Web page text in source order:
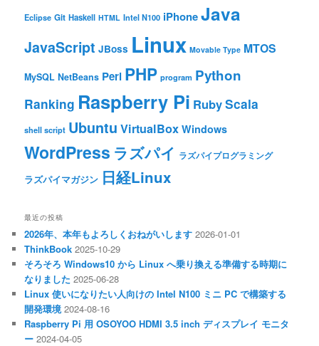
Eclipse Git Haskell HTML Intel N100 iPhoneJava
JavaScript JBoss Linux Movable Type MTOS
MySQL NetBeans Perl PHP program Python
Ranking Raspberry Pi RubyScala
shell script Ubuntu VirtualBox Windows
WordPress ラズパイ ラズパイプログラミング
ラズパイマガジン 日経Linux
最近の投稿
2026年、本年もよろしくおねがいします 2026-01-01
ThinkBook 2025-10-29
そろそろ Windows10 から Linux へ乗り換える準備する時期に
なりました 2025-06-28
Linux 使いになりたい人向けの Intel N100 ミニ PC で構築する
開発環境 2024-08-16
Raspberry Pi 用 OSOYOO HDMI 3.5 inch ディスプレイ モニタ
ー 2024-04-05